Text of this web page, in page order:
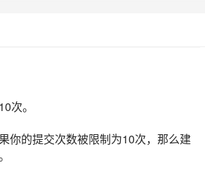
次。
你的提交次数被限制为10次，那么建